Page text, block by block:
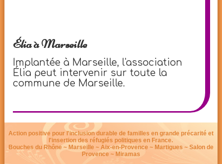
Élia à Marseille
Implantée à Marseille, l'association
Élia peut intervenir sur toute la
commune de Marseille.
Action positive pour l'inclusion durable de familles en grande précarité et
l'insertion des réfugiés politiques en France.
Bouches du Rhône ~ Marseille ~ Aix-en-Provence ~ Martigues ~ Salon de
Provence ~ Miramas